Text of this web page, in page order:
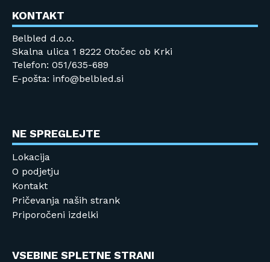
KONTAKT
Belbled d.o.o.
Skalna ulica 1 8222 Otočec ob Krki
Telefon: 051/635-689
E-pošta: info@belbled.si
NE SPREGLEJTE
Lokacija
O podjetju
Kontakt
Pričevanja naših strank
Priporočeni izdelki
VSEBINE SPLETNE STRANI